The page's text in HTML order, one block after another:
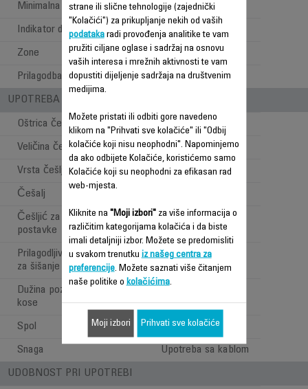
Minimalna dužina šišanja 1 mm
Indikator dužine šišanja Češalj
Zone Kosa
Prilagodba mikropostavki Okidač oštrice
UPOTREBA - STILOVI PRI ŠIŠANJU
Oštrica češlja za kosu
Veličina češlja za kosu 42 mm
Vrsta češlja za kosu Fiksni
Češalj
Češljić za kosu- precizne
postavke
3 mm
Prilagodljivi raspon pozicija
za šišanje kose
1 to 12 mm
Dužina pozicija za šišanje
kose
Spol Za muškarce
Snaga Upotreba sa kablom
UDOBNOST PRI UPOTREBI
strane ili slične tehnologije (zajednički
"Kolačići") za prikupljanje nekih od vaših
podatakaradi provođenja analitike te vam
pružiti ciljane oglase i sadržaj na osnovu
vaših interesa i mrežnih aktivnosti te vam
dopustiti dijeljenje sadržaja na društvenim
medijima.
Možete pristati ili odbiti gore navedeno
klikom na "Prihvati sve kolačiće" ili "Odbij
kolačiće koji nisu neophodni". Napominjemo
da ako odbijete Kolačiće, koristićemo samo
Kolačiće koji su neophodni za efikasan rad
web-mjesta.
Kliknite na "Moji izbori"za više informacija o
različitim kategorijama kolačića i da biste
imali detaljniji izbor. Možete se predomisliti
u svakom trenutku iz našeg centra za
preferencije. Možete saznati više čitanjem
naše politike o kolačićima.
Moji izbori Prihvati sve kolačiće